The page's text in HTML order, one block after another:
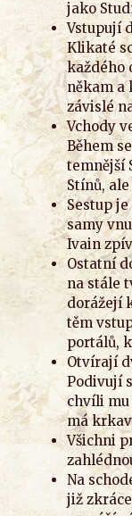
jako
Vstupují
Klikaté
každého
někam a
závislé
Vchody
Během
temnější
Stínů,
Sestup
samy
Ivain
Ostatní
na stále
dorážejí
těm
portálů,
Otvírají
Podivují
chvíli mu
má
Všichni
Na
již